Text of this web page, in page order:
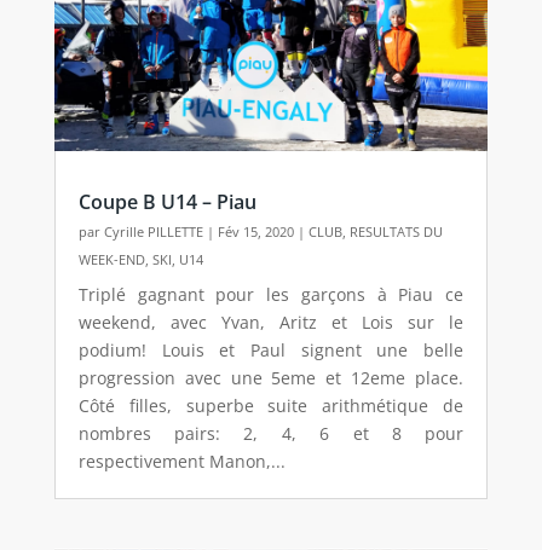
Coupe B U14 – Piau
par Cyrille PILLETTE| Fév 15, 2020| CLUB, RESULTATS DU
WEEK-END, SKI, U14
Triplé gagnant pour les garçons à Piau ce
weekend, avec Yvan, Aritz et Lois sur le
podium! Louis et Paul signent une belle
progression avec une 5eme et 12eme place.
Côté filles, superbe suite arithmétique de
nombres pairs: 2, 4, 6 et 8 pour
respectivement Manon,...